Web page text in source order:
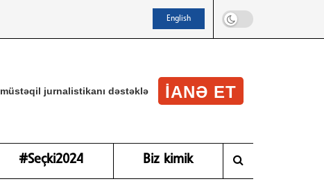
English
müstəqil jurnalistikanı dəstəklə IANƏ ET
#Seçki2024 Biz kimik